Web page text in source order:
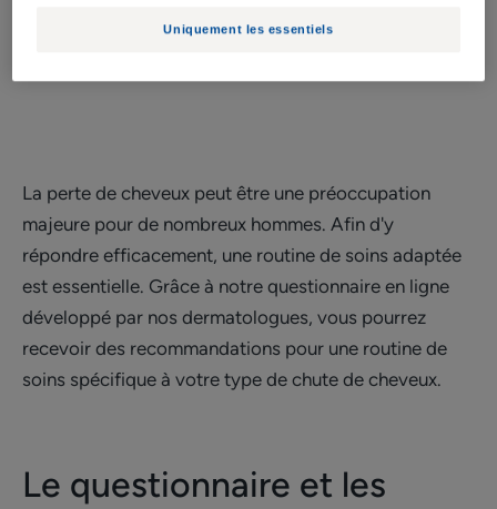
La perte de cheveux peut être une préoccupation
majeure pour de nombreux hommes. Afin d'y
répondre efficacement, une routine de soins adaptée
est essentielle. Grâce à notre questionnaire en ligne
développé par nos dermatologues, vous pourrez
recevoir des recommandations pour une routine de
soins spécifique à votre type de chute de cheveux.
Le questionnaire et les
Uniquement les essentiels